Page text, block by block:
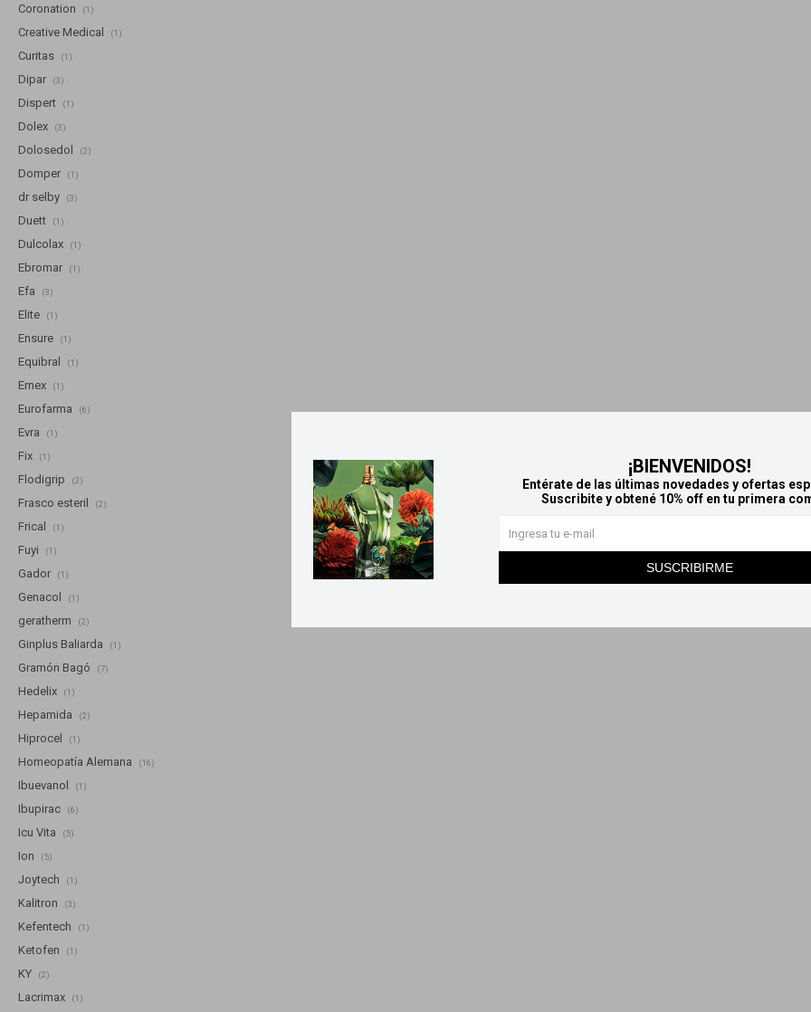
¡BIENVENIDOS!
Entérate de las últimas novedades y ofertas
Suscribite y obtené 10% off en tu primera
SUSCRIBIRME
Coronation (1)
Creative Medical (1)
Curitas (1)
Dipar (3)
Dispert (1)
Dolex (3)
Dolosedol (2)
Domper (1)
dr selby (3)
Duett (1)
Dulcolax (1)
Ebromar (1)
Efa (3)
Elite (1)
Ensure (1)
Equibral (1)
Ernex (1)
Eurofarma (6)
Evra (1)
Fix (1)
Flodigrip (2)
Frasco esteril (2)
Frical (1)
Fuyi (1)
Gador (1)
Genacol (1)
geratherm (2)
Ginplus Baliarda (1)
Gramón Bagó (7)
Hedelix (1)
Hepamida (2)
Hiprocel (1)
Homeopatía Alemana (16)
Ibuevanol (1)
Ibupirac (6)
Icu Vita (5)
Ion (5)
Joytech (1)
Kalitron (3)
Kefentech (1)
Ketofen (1)
KY (2)
Lacrimax (1)